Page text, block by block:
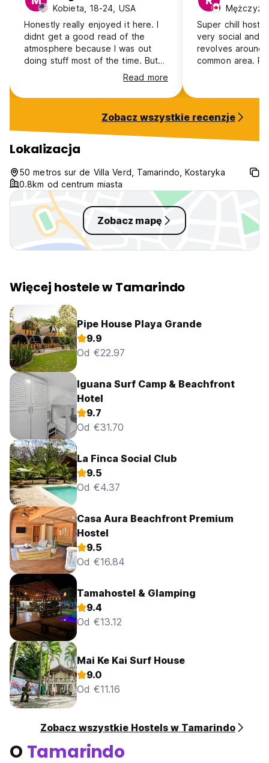
Kobieta, 18-24, USA
Honestly really enjoyed it here. I
didnt get a good read of the
atmosphere because I was out
doing stuff most of the time. But
the staff was helpful when
needed. the AC at night was
great, bubut the first night it
tuink that was an unusual spoof
because they were surprised and
came and fixed it quickly. locks on
dorm doors which is nice. pool is
fine, showers are good, I really
enjoyed the outdoor hammocks.
overall would definitely stah again!
Read more
Super chill
very social and
revolves around
common area.
Zobacz wszystkie recenzje
Lokalizacja
50 metros sur de Villa Verd, Tamarindo, Kostaryka
0.8km od centrum miasta
Zobacz mapę
Więcej hostele w Tamarindo
Pipe House Playa Grande
9.9
Od €22.97
Iguana Surf Camp & Beachfront
Hotel
9.7
Od €31.70
La Finca Social Club
9.5
Od €4.37
Casa Aura Beachfront Premium
Hostel
9.5
Od €16.84
Tamahostel & Glamping
9.4
Od €13.12
Mai Ke Kai Surf House
9.0
Od €11.16
Zobacz wszystkie Hostels w Tamarindo
O Tamarindo